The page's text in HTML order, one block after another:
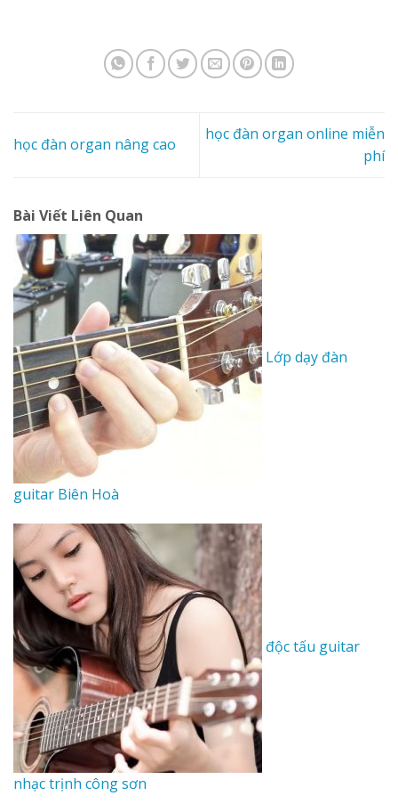
học đàn organ nâng cao
học đàn organ online miễn
phí
Bài Viết Liên Quan
Lớp dạy đàn
guitar Biên Hoà
độc tấu guitar
nhạc trịnh công sơn